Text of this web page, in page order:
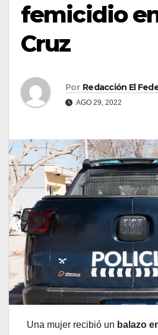
femicidio
Cruz
Por Redacción El
AGO 29, 2022
Una mujer recibió un balazo